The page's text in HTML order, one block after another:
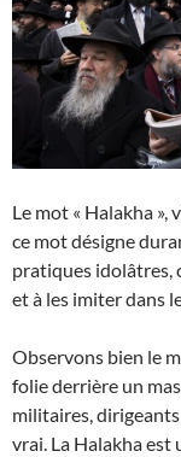
Le mot « Halakha »,
ce mot désigne
pratiques idolâtres,
et à les imiter dans
Observons bien le
folie derrière un
militaires,
vrai. La Halakha